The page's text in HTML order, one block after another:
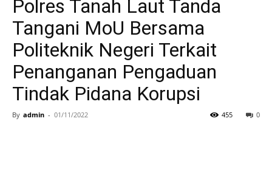
Polres Tanah Laut Tanda
Tangani MoU Bersama
Politeknik Negeri Terkait
Penanganan Pengaduan
Tindak Pidana Korupsi
By admin - 01/11/2022 0
455